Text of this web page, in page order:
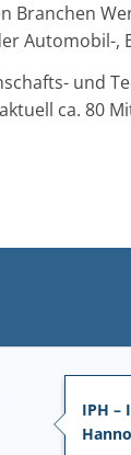
Branchen
Automobil-,
und
ca. 80
IPH